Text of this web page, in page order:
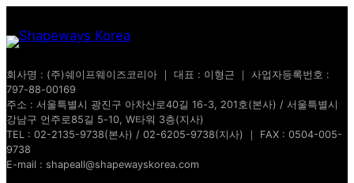
텐
로
바
로
가
기
회사명 : (주)쉐이프웨이즈코리아 ｜ 대표 : 이형근 ｜ 사업자등록번호 :
797-88-00169
주소 : 서울특별시 광진구 아차산로40길 16-3, 201호(본사) / 서울특별시
강남구 언주로85길 5-10, W타워 3층(지사)
TEL : 02-2135-9738(본사) / 02-6205-9738(지사) ｜ FAX : 0504-005-
9738
E-mail : shapeall@shapewayskorea.com